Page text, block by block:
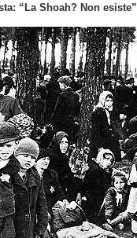
“La Shoah? Non esiste”